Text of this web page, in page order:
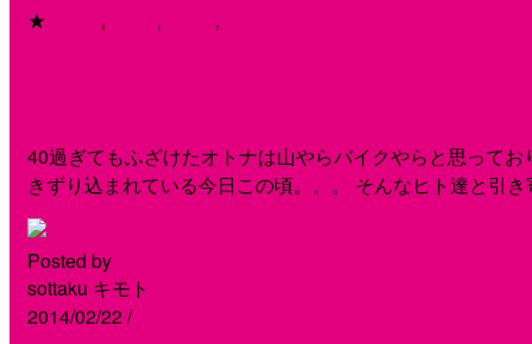
★ , , ,
40過ぎてもふざけたオトナは山やらバイクやらと思って
きずり込まれている今日この頃。。。 そんなヒト達と引
Posted by
sottaku キモト
2014/02/22/